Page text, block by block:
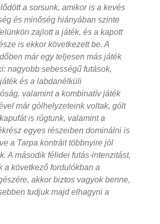
a sorsunk, amikor is a kevés
és minőség hiányában szinte
zajlott a játék, és a kapott
is ekkor következett be. A
már egy teljesen más játék
nagyobb sebességű futások,
és a labdanélküli
valamint a kombinatív játék
már gólhelyzeteink voltak, gólt
is rúgtunk, valamint a
egyes részeiben dominálni is
a Tarpa kontráit többnyire jól
A második félidei futás-intenzitást,
a következő fordulókban a
akkor biztos vagyok benne,
tudjuk majd elhagyni a